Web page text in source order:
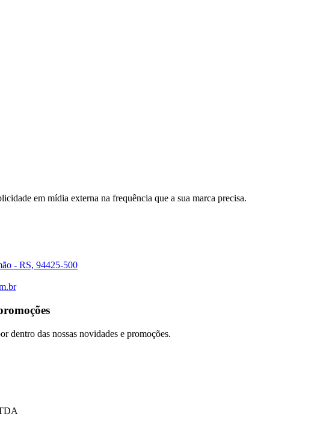
em mídia externa na frequência que a sua marca precisa.
- RS, 94425-500
dentro das nossas novidades e promoções.